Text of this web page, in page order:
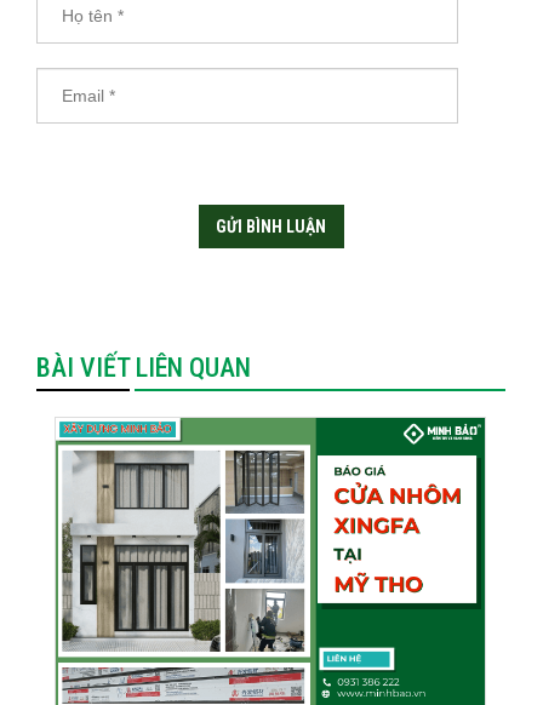
BÀI VIẾT LIÊN QUAN